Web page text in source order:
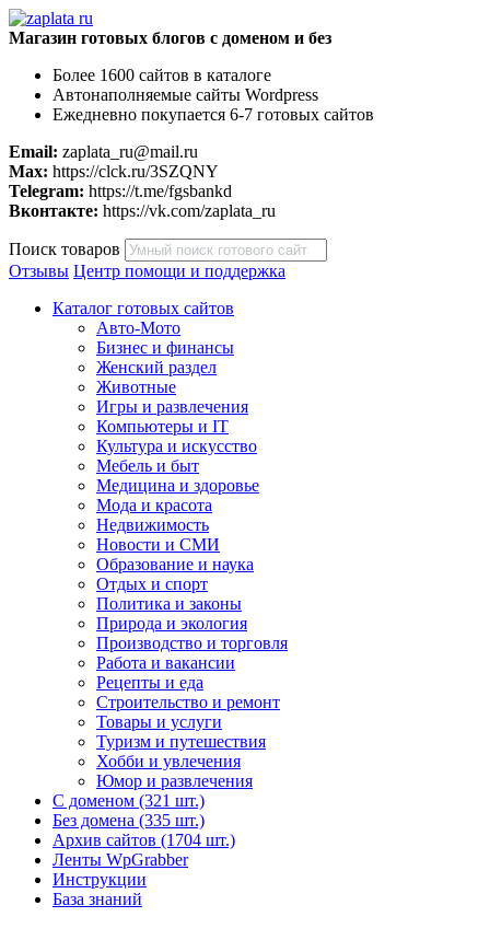
Магазин готовых блогов с доменом и без
Более 1600 сайтов в каталоге
Автонаполняемые сайты Wordpress
Ежедневно покупается 6-7 готовых сайтов
Email: zaplata_ru@mail.ru
Max: https://clck.ru/3SZQNY
Telegram: https://t.me/fgsbankd
Вконтакте: https://vk.com/zaplata_ru
Поиск товаров
Отзывы Центр помощи и поддержка
Каталог готовых сайтов
Авто-Мото
Бизнес и финансы
Женский раздел
Животные
Игры и развлечения
Компьютеры и IT
Культура и искусство
Мебель и быт
Медицина и здоровье
Мода и красота
Недвижимость
Новости и СМИ
Образование и наука
Отдых и спорт
Политика и законы
Природа и экология
Производство и торговля
Работа и вакансии
Рецепты и еда
Строительство и ремонт
Товары и услуги
Туризм и путешествия
Хобби и увлечения
Юмор и развлечения
С доменом (321 шт.)
Без домена (335 шт.)
Архив сайтов (1704 шт.)
Ленты WpGrabber
Инструкции
База знаний